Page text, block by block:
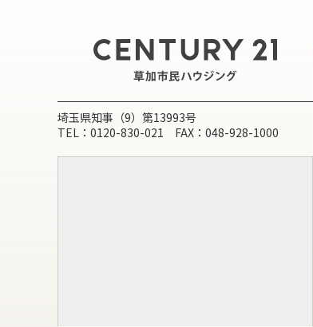
埼玉県知事（9）第13993号
TEL：0120-830-021 FAX：048-928-1000